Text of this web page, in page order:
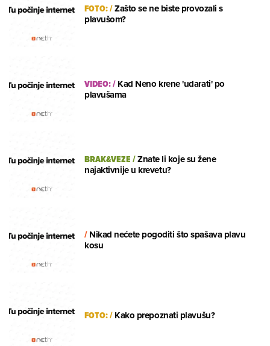
FOTO:/Zašto se ne biste provozali s
plavušom?
VIDEO:/Kad Neno krene 'udarati' po
plavušama
BRAK&VEZE/Znate li koje su žene
najaktivnije u krevetu?
/Nikad nećete pogoditi što spašava plavu
kosu
FOTO:/Kako prepoznati plavušu?